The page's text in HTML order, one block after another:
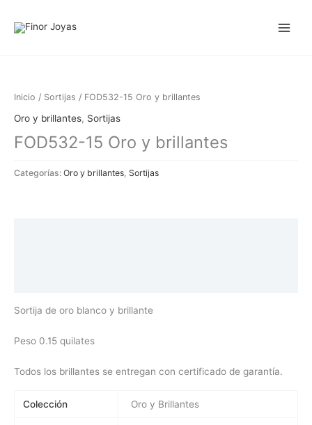
Inicio / Sortijas / FOD532-15 Oro y brillantes
Oro y brillantes, Sortijas
FOD532-15 Oro y brillantes
Categorías: Oro y brillantes Sortijas
Sortija de oro blanco y brillante
Peso 0.15 quilates
Todos los brillantes se entregan con certificado de garantía.
Colección Oro y Brillantes